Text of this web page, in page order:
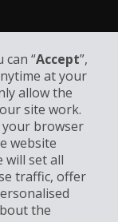
can “Accept”,
at your
allow the
site work.
your browser
website
will set all
traffic, offer
the